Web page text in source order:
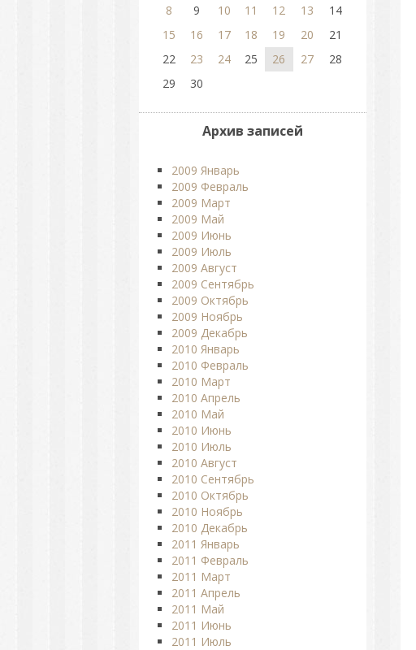
8
9 10 11 12 13
14
15
16 17 18 19 20
21
22
23 24 25 26 27
28
29
30
Архив записей
2009 Январь
2009 Февраль
2009 Март
2009 Май
2009 Июнь
2009 Июль
2009 Август
2009 Сентябрь
2009 Октябрь
2009 Ноябрь
2009 Декабрь
2010 Январь
2010 Февраль
2010 Март
2010 Апрель
2010 Май
2010 Июнь
2010 Июль
2010 Август
2010 Сентябрь
2010 Октябрь
2010 Ноябрь
2010 Декабрь
2011 Январь
2011 Февраль
2011 Март
2011 Апрель
2011 Май
2011 Июнь
2011 Июль